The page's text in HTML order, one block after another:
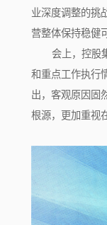
业深度调整的挑
营整体保持稳健
会上，控股
和重点工作执行
出，客观原因固
根源，更加重视